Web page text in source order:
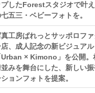
プしたForestスタジオで叶
五三・ベビーフォトを。
工房ぱれっとサッポロファ
店、成人記念の新ビジュアル
Urban × Kimono」を公開。
みを舞台にした、新しい
ョンフォトを提案。